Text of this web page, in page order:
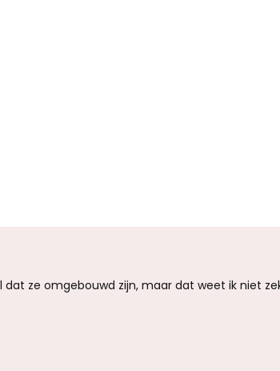
dat ze omgebouwd zijn, maar dat weet ik niet